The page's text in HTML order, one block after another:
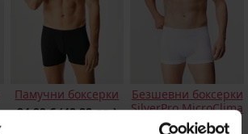
Памучни боксерки
24,99 €(48,88 лв.)
Безшевни боксерки
SilverPro MicroClima
18,99 €(37,14 лв.)